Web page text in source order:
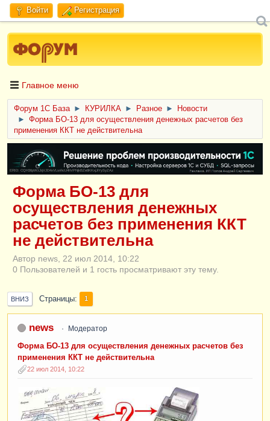
Войти Регистрация
Главное меню
Форум 1C База ► КУРИЛКА ► Разное ►
Новости
►
Форма БО-13 для осуществления денежных расчетов без
применения ККТ не действительна
ERID: CQH36pWzJqVJD4xVLsnhcU4hVPNjkBZe8KKxjJiYySyZAz
Форма БО-13 для
осуществления денежных
расчетов без применения ККТ
не действительна
Автор news, 22 июл 2014, 10:22
0 Пользователей и 1 гость просматривают эту тему.
ВНИЗ Страницы 1
news Модератор
Форма БО-13 для осуществления денежных расчетов без
применения ККТ не действительна
22 июл 2014, 10:22